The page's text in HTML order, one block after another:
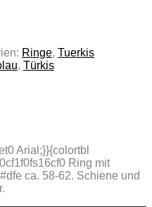
Ringe, Tuerkis
, Türkis
Arial;}}{colortbl
Ring mit
ca. 58-62. Schiene und